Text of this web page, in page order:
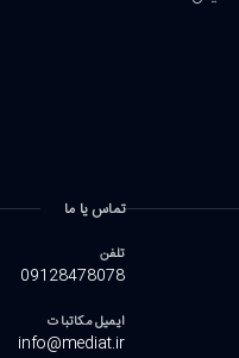
تماس یا ما
تلفن
09128478078
ایمیل مکاتبات
info@mediat.ir